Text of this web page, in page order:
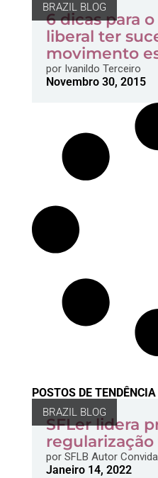
BRAZIL BLOG
6 dicas para
liberal ter
movimento
porIvanildo Terceiro
Novembro 30, 2015
POSTOS DE TENDÊNCIA
BRAZIL BLOG
SFLer lidera
porSFLB Autor
Janeiro 14, 2022